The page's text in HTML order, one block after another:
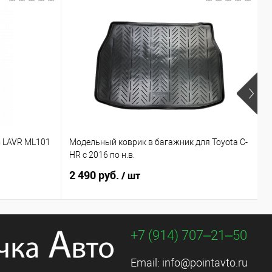
ML101
Модельный коврик в багажник для Toyota C-
HR с 2016 по н.в.
2 490 руб. / шт
+7 (914) 707‒21‒50
Email: info@pointavto.ru